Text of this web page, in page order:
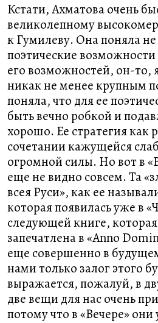
Кстати, Ахматова очень
великолепному
к Гумилеву. Она поняла не
поэтические
его возможностей, он-то,
никак не менее крупным
поняла, что для ее
быть вечно робкой и
хорошо. Ее стратегия как
сочетании кажущейся
огромной силы. Но вот в
еще не видно совсем. Та
всея Руси», как ее
которая появилась уже в
следующей книге,
запечатлена в «Anno
еще совершенно в
нами только залог этого
выражается, пожалуй, в
две вещи для нас очень
потому что в «Вечере» они